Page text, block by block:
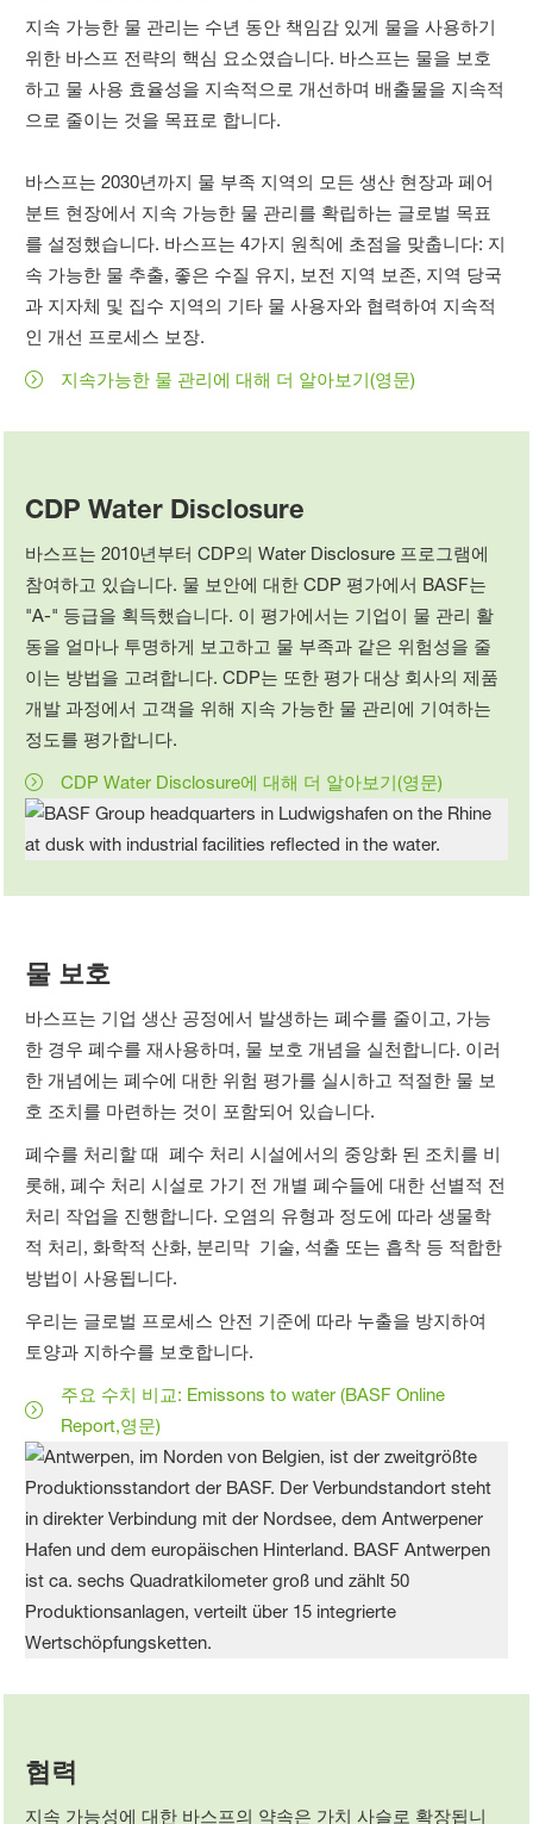
지속 가능한 물 관리는 수년 동안 책임감 있게 물을 사용하기
위한 바스프 전략의 핵심 요소였습니다. 바스프는 물을 보호
하고 물 사용 효율성을 지속적으로 개선하며 배출물을 지속적
으로 줄이는 것을 목표로 합니다.
바스프는 2030년까지 물 부족 지역의 모든 생산 현장과 페어
분트 현장에서 지속 가능한 물 관리를 확립하는 글로벌 목표
를 설정했습니다. 바스프는 4가지 원칙에 초점을 맞춥니다: 지
속 가능한 물 추출, 좋은 수질 유지, 보전 지역 보존, 지역 당국
과 지자체 및 집수 지역의 기타 물 사용자와 협력하여 지속적
인 개선 프로세스 보장.
지속가능한 물 관리에 대해 더 알아보기(영문)
CDP Water Disclosure
바스프는 2010년부터 CDP의 Water Disclosure 프로그램에
참여하고 있습니다. 물 보안에 대한 CDP 평가에서 BASF는
"A-" 등급을 획득했습니다. 이 평가에서는 기업이 물 관리 활
동을 얼마나 투명하게 보고하고 물 부족과 같은 위험성을 줄
이는 방법을 고려합니다. CDP는 또한 평가 대상 회사의 제품
개발 과정에서 고객을 위해 지속 가능한 물 관리에 기여하는
정도를 평가합니다.
CDP Water Disclosure에 대해 더 알아보기(영문)
물 보호
바스프는 기업 생산 공정에서 발생하는 폐수를 줄이고, 가능
한 경우 폐수를 재사용하며, 물 보호 개념을 실천합니다. 이러
한 개념에는 폐수에 대한 위험 평가를 실시하고 적절한 물 보
호 조치를 마련하는 것이 포함되어 있습니다.
폐수를 처리할 때 폐수 처리 시설에서의 중앙화 된 조치를 비
롯해, 폐수 처리 시설로 가기 전 개별 폐수들에 대한 선별적 전
처리 작업을 진행합니다. 오염의 유형과 정도에 따라 생물학
적 처리, 화학적 산화, 분리막 기술, 석출 또는 흡착 등 적합한
방법이 사용됩니다.
우리는 글로벌 프로세스 안전 기준에 따라 누출을 방지하여
토양과 지하수를 보호합니다.
주요 수치 비교: Emissons to water (BASF Online
Report,영문)
협력
지속 가능성에 대한 바스프의 약속은 가치 사슬로 확장됩니